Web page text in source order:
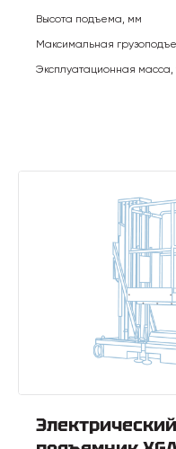
Высота подъема, мм
Максимальная
Эксплуатационная масса,